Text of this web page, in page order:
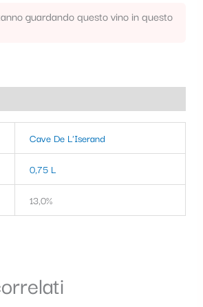
guardando questo vino in questo
Cave De L'Iserand
0,75 L
13,0%